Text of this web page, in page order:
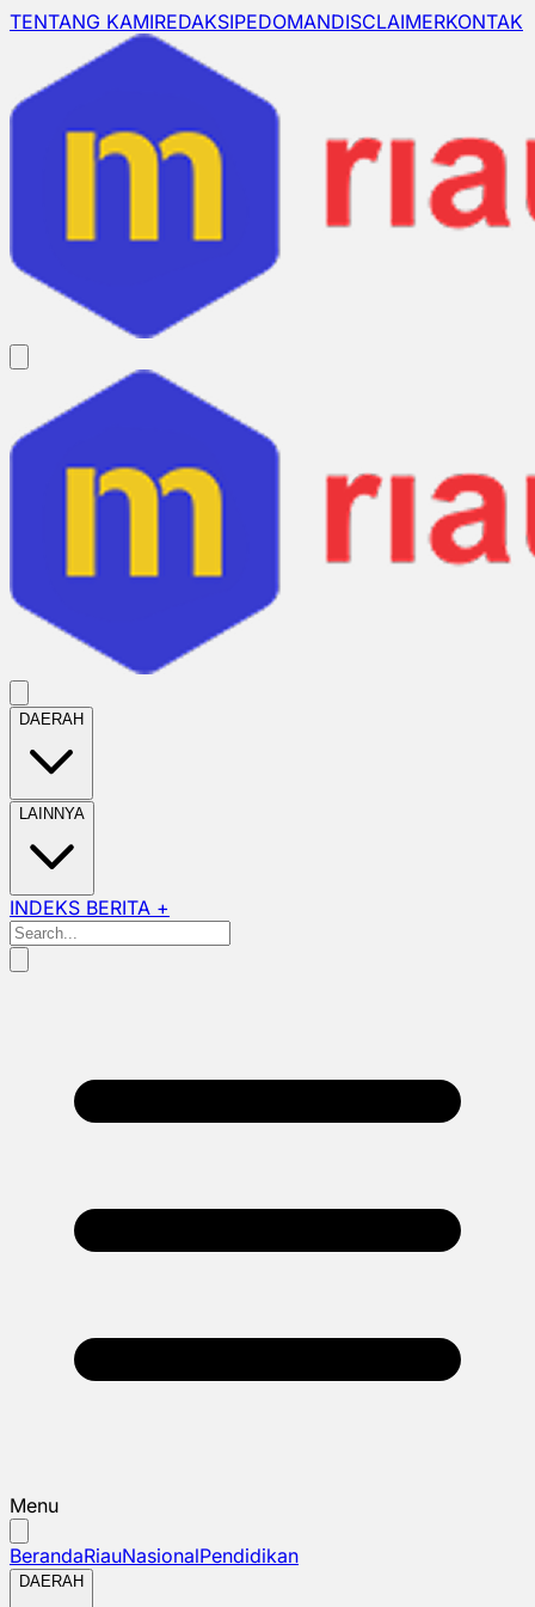
TENTANG KAMIREDAKSIPEDOMANDISCLAIMERKONTAK
DAERAH
LAINNYA
INDEKS BERITA +
Menu
BerandaRiauNasionalPendidikan
DAERAH